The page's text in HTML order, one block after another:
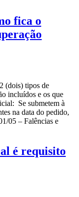
fica o
(dois) tipos de
incluídos e os que
Se submetem à
na data do pedido,
05 – Falências e
é requisito